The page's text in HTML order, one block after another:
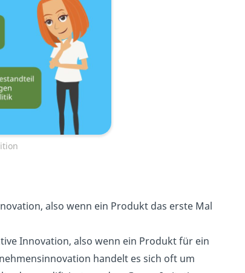
also wenn ein Produkt das erste Mal
Innovation, also wenn ein Produkt für ein
handelt es sich oft um